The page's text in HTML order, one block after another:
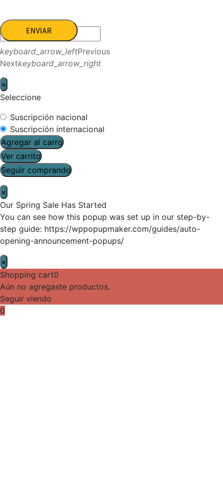
ENVIAR
keyboard_arrow_leftPrevious
Nextkeyboard_arrow_right
×
Seleccione
Suscripción nacional
Suscripción internacional
Agregar al carro
Ver carrito
Seguir comprando
×
Our Spring Sale Has Started
You can see how this popup was set up in our step-by-
step guide: https://wppopupmaker.com/guides/auto-
opening-announcement-popups/
×
Shopping cart0
Aún no agregaste productos.
Seguir viendo
0